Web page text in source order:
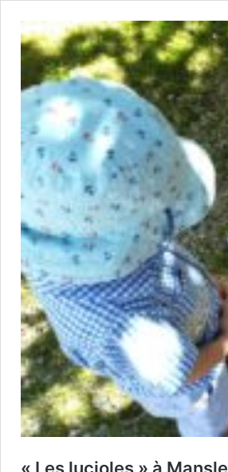
« Les lucioles » à Mansle